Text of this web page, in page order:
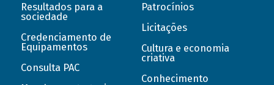
Resultados para a
sociedade
Credenciamento de
Equipamentos
Consulta PAC
Patrocínios
Licitações
Cultura e economia
criativa
Conhecimento